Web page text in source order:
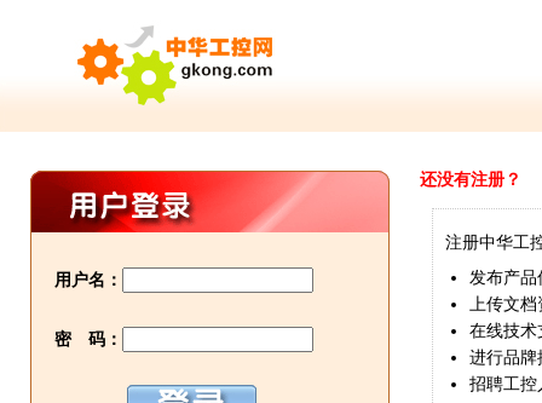
用户名：
密 码：
还没有注册？
注册中华工
发布产品
上传文档
在线技术
进行品牌
招聘工控